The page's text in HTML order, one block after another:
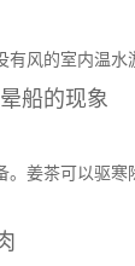
风的室内温
船的现象
。姜茶可以驱